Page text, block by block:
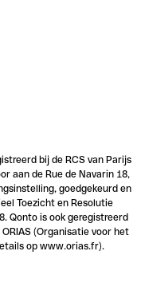
bij de RCS van Parijs
aan de Rue de Navarin 18,
goedgekeurd en
Toezicht en Resolutie
Qonto is ook geregistreerd
(Organisatie voor het
op www.orias.fr).